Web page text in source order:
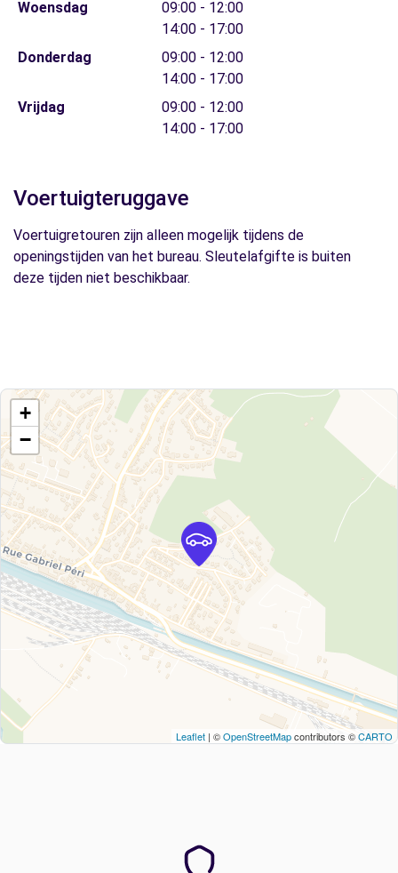
Woensdag
09:00 - 12:00
14:00 - 17:00
Donderdag
09:00 - 12:00
14:00 - 17:00
Vrijdag
09:00 - 12:00
14:00 - 17:00
Voertuigteruggave
Voertuigretouren zijn alleen mogelijk tijdens de
openingstijden van het bureau. Sleutelafgifte is buiten
deze tijden niet beschikbaar.
+
−
Leaflet | ©OpenStreetMapcontributors ©CARTO